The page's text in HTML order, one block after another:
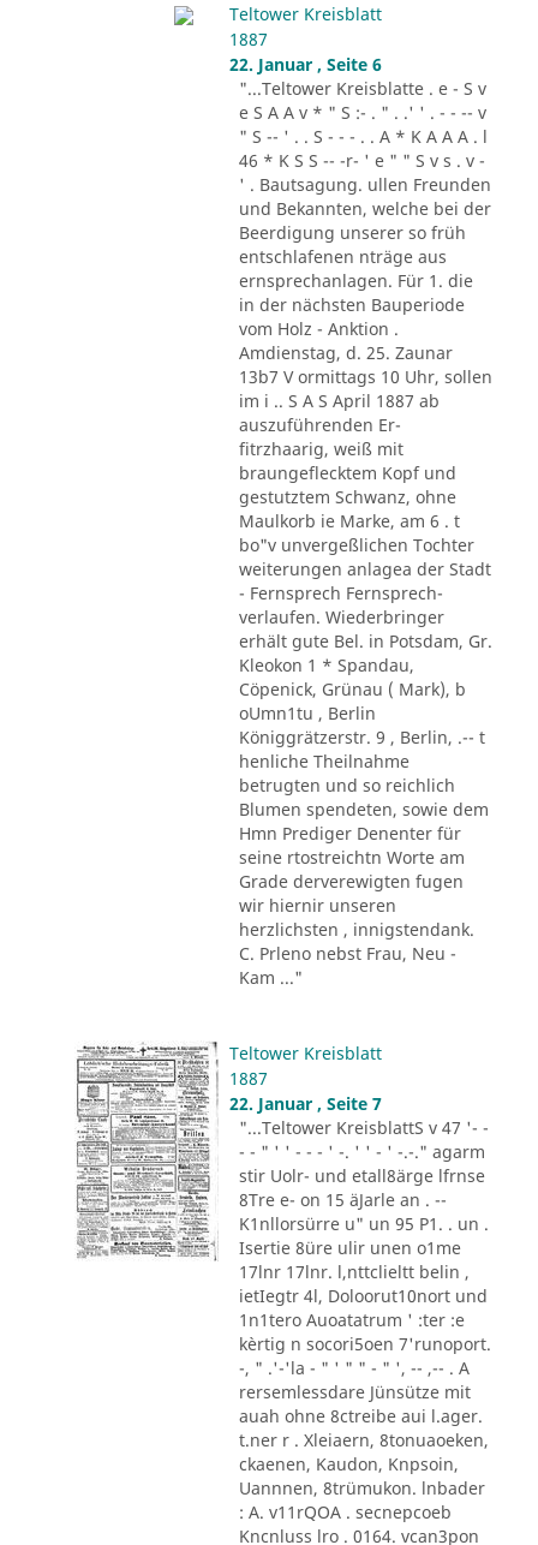
Teltower Kreisblatt
1887
22. Januar , Seite 6
"...Teltower Kreisblatte . e - S v
e S A A v * " S :- . " . .' ' . - - -- v
" S -- ' . . S - - - . . A * K A A A . l
46 * K S S -- -r- ' e " " S v s . v -
' . Bautsagung. ullen Freunden
und Bekannten, welche bei der
Beerdigung unserer so früh
entschlafenen nträge aus
ernsprechanlagen. Für 1. die
in der nächsten Bauperiode
vom Holz - Anktion .
Amdienstag, d. 25. Zaunar
13b7 V ormittags 10 Uhr, sollen
im i .. S A S April 1887 ab
auszuführenden Er-
fitrzhaarig, weiß mit
braungeflecktem Kopf und
gestutztem Schwanz, ohne
Maulkorb ie Marke, am 6 . t
bo"v unvergeßlichen Tochter
weiterungen anlagea der Stadt
- Fernsprech Fernsprech-
verlaufen. Wiederbringer
erhält gute Bel. in Potsdam, Gr.
Kleokon 1 * Spandau,
Cöpenick, Grünau ( Mark), b
oUmn1tu , Berlin
Königgrätzerstr. 9 , Berlin, .-- t
henliche Theilnahme
betrugten und so reichlich
Blumen spendeten, sowie dem
Hmn Prediger Denenter für
seine rtostreichtn Worte am
Grade derverewigten fugen
wir hiernir unseren
herzlichsten , innigstendank.
C. Prleno nebst Frau, Neu -
Kam ..."
Teltower Kreisblatt
1887
22. Januar , Seite 7
"...Teltower KreisblattS v 47 '- -
- - " ' ' - - - ' -. ' ' - ' -.-." agarm
stir Uolr- und etall8ärge lfrnse
8Tre e- on 15 äJarle an . --
K1nllorsürre u" un 95 P1. . un .
Isertie 8üre ulir unen o1me
17lnr 17lnr. l,nttclieltt belin ,
ietIegtr 4l, Doloorut10nort und
1n1tero Auoatatrum ' :ter :e
kèrtig n socori5oen 7'runoport.
-, " .'-'la - " ' " " - " ', -- ,-- . A
rersemlessdare Jünsütze mit
auah ohne 8ctreibe aui l.ager.
t.ner r . Xleiaern, 8tonuaoeken,
ckaenen, Kaudon, Knpsoin,
Uannnen, 8trümukon. lnbader
: A. v11rQOA . secnepcoeb
Kncnluss lro . 0164. vcan3pon